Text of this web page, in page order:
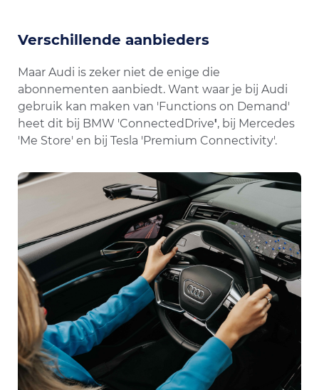
Verschillende aanbieders
Maar Audi is zeker niet de enige die
abonnementen aanbiedt. Want waar je bij Audi
gebruik kan maken van 'Functions on Demand'
heet dit bij BMW 'ConnectedDrive', bij Mercedes
'Me Store' en bij Tesla 'Premium Connectivity'.